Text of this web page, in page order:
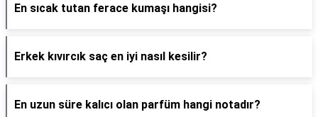
En sıcak tutan ferace kumaşı hangisi?
Erkek kıvırcık saç en iyi nasıl kesilir?
En uzun süre kalıcı olan parfüm hangi notadır?